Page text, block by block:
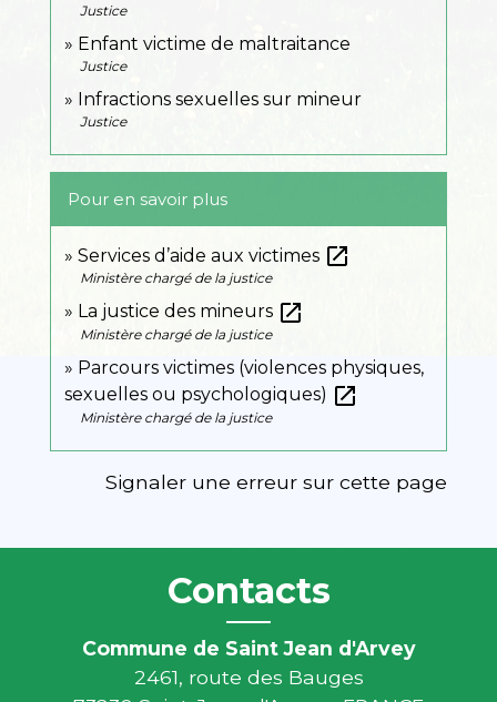
Justice
Enfant victime de maltraitance
Justice
Infractions sexuelles sur mineur
Justice
Pour en savoir plus
Services d’aide aux victimes open_in_new
Ministère chargé de la justice
La justice des mineurs open_in_new
Ministère chargé de la justice
Parcours victimes (violences physiques,
sexuelles ou psychologiques) open_in_new
Ministère chargé de la justice
Signaler une erreur sur cette page
Contacts
Commune de Saint Jean d'Arvey
2461, route des Bauges